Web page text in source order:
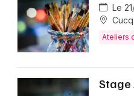
Le
Cucq
Ateliers
Stage